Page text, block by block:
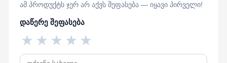
ამ პროდუქტს ჯერ არ აქვს შეფასება — იყავი პირველი!
დაწერე შეფასება
★
★
★
★
★